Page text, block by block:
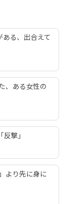
ある、出合えて
、ある女性の
撃」
より先に身に